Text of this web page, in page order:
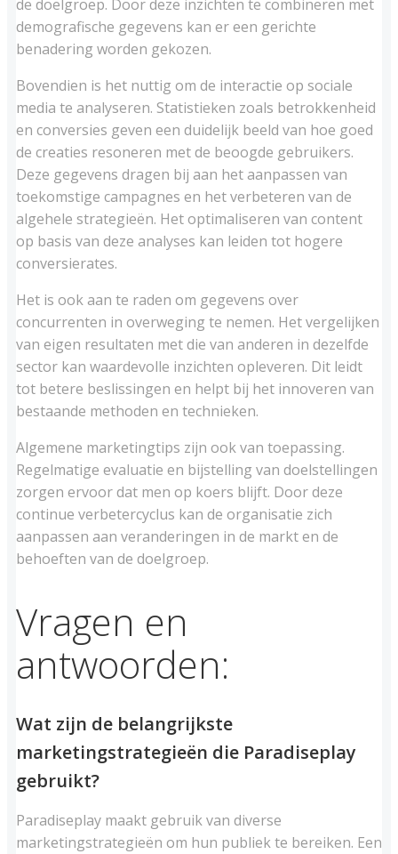
de doelgroep. Door deze inzichten te combineren met
demografische gegevens kan er een gerichte
benadering worden gekozen.
Bovendien is het nuttig om de interactie op sociale
media te analyseren. Statistieken zoals betrokkenheid
en conversies geven een duidelijk beeld van hoe goed
de creaties resoneren met de beoogde gebruikers.
Deze gegevens dragen bij aan het aanpassen van
toekomstige campagnes en het verbeteren van de
algehele strategieën. Het optimaliseren van content
op basis van deze analyses kan leiden tot hogere
conversierates.
Het is ook aan te raden om gegevens over
concurrenten in overweging te nemen. Het vergelijken
van eigen resultaten met die van anderen in dezelfde
sector kan waardevolle inzichten opleveren. Dit leidt
tot betere beslissingen en helpt bij het innoveren van
bestaande methoden en technieken.
Algemene marketingtips zijn ook van toepassing.
Regelmatige evaluatie en bijstelling van doelstellingen
zorgen ervoor dat men op koers blijft. Door deze
continue verbetercyclus kan de organisatie zich
aanpassen aan veranderingen in de markt en de
behoeften van de doelgroep.
Vragen en
antwoorden:
Wat zijn de belangrijkste
marketingstrategieën die Paradiseplay
gebruikt?
Paradiseplay maakt gebruik van diverse
marketingstrategieën om hun publiek te bereiken. Een